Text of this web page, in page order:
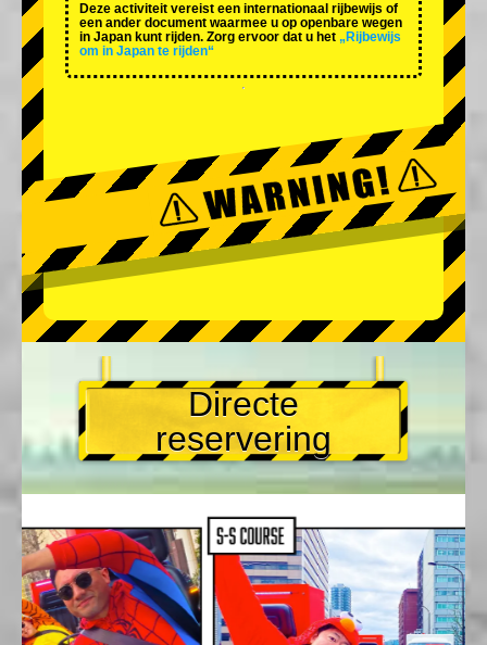
Deze activiteit vereist een internationaal rijbewijs of
een ander document waarmee u op openbare wegen
in Japan kunt rijden. Zorg ervoor dat u het „Rijbewijs
om in Japan te rijden“
Directe
reservering